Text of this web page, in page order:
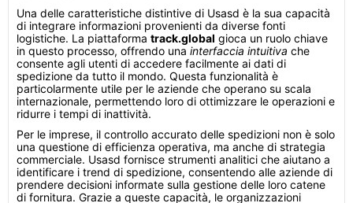
Una delle caratteristiche distintive di Usasd è la sua capacità
di integrare informazioni provenienti da diverse fonti
logistiche. La piattaforma track.global gioca un ruolo chiave
in questo processo, offrendo una interfaccia intuitiva che
consente agli utenti di accedere facilmente ai dati di
spedizione da tutto il mondo. Questa funzionalità è
particolarmente utile per le aziende che operano su scala
internazionale, permettendo loro di ottimizzare le operazioni e
ridurre i tempi di inattività.
Per le imprese, il controllo accurato delle spedizioni non è solo
una questione di efficienza operativa, ma anche di strategia
commerciale. Usasd fornisce strumenti analitici che aiutano a
identificare i trend di spedizione, consentendo alle aziende di
prendere decisioni informate sulla gestione delle loro catene
di fornitura. Grazie a queste capacità, le organizzazioni